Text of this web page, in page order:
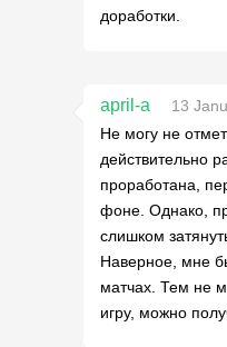
доработки.
april-a
13
Не могу не
действительно
проработана,
фоне. Однако,
слишком
Наверное, мне
матчах. Тем не
игру, можно